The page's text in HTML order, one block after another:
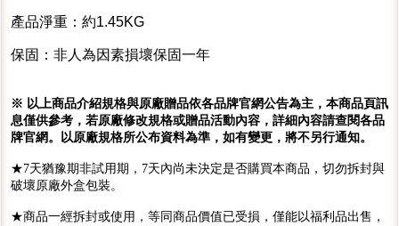
產品淨重：約1.45KG
保固：非人為因素損壞保固一年
※ 以上商品介紹規格與原廠贈品依各品牌官網公告為主，本商品頁訊
息僅供參考，若原廠修改規格或贈品活動內容，詳細內容請查閱各品
牌官網。以原廠規格所公布資料為準，如有變更，將不另行通知。
★7天猶豫期非試用期，7天內尚未決定是否購買本商品，切勿拆封與
破壞原廠外盒包裝。
★商品一經拆封或使用，等同商品價值已受損，僅能以福利品出售，